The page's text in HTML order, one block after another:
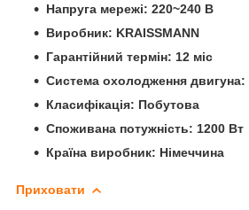
Напруга мережі: 220~240 В
Виробник: KRAISSMANN
Гарантійний термін: 12 міс
Система охолодження двигуна:
Класифікація: Побутова
Споживана потужність: 1200 Вт
Країна виробник: Німеччина
Приховати